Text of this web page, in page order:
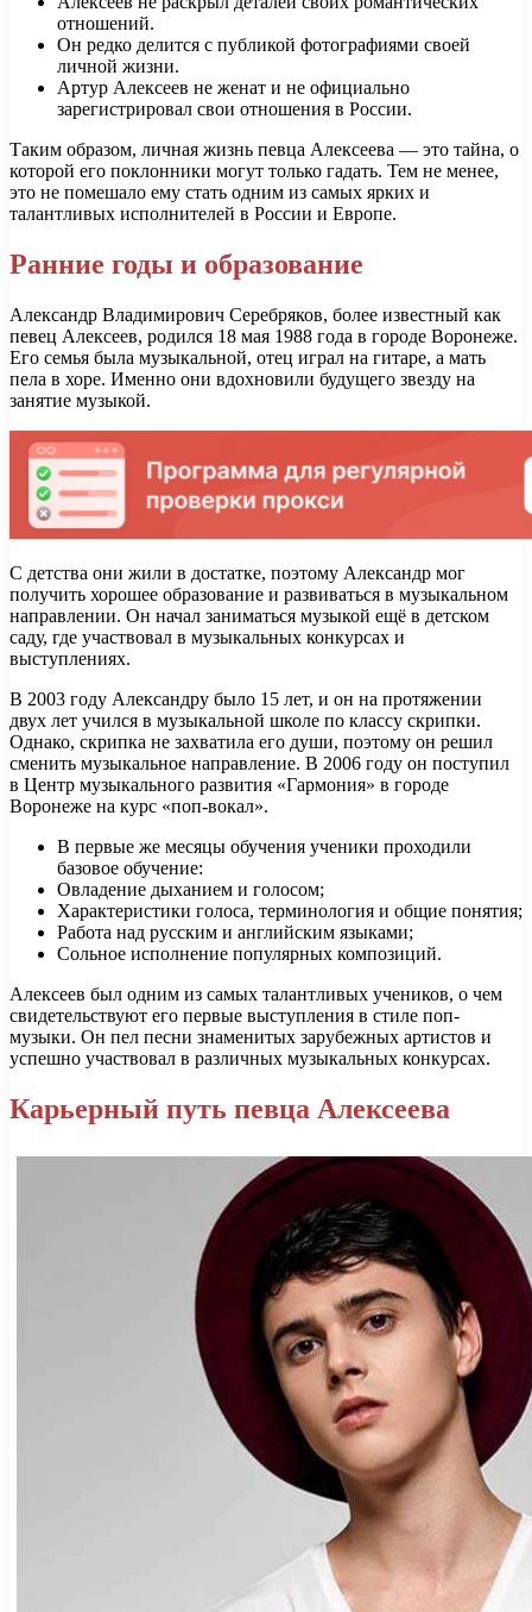
отношений.
Он редко делится с публикой фотографиями своей
личной жизни.
Артур Алексеев не женат и не официально
зарегистрировал свои отношения в России.
Таким образом, личная жизнь певца Алексеева — это тайна, о
которой его поклонники могут только гадать. Тем не менее,
это не помешало ему стать одним из самых ярких и
талантливых исполнителей в России и Европе.
Ранние годы и образование
Александр Владимирович Серебряков, более известный как
певец Алексеев, родился 18 мая 1988 года в городе Воронеже.
Его семья была музыкальной, отец играл на гитаре, а мать
пела в хоре. Именно они вдохновили будущего звезду на
занятие музыкой.
С детства они жили в достатке, поэтому Александр мог
получить хорошее образование и развиваться в музыкальном
направлении. Он начал заниматься музыкой ещё в детском
саду, где участвовал в музыкальных конкурсах и
выступлениях.
В 2003 году Александру было 15 лет, и он на протяжении
двух лет учился в музыкальной школе по классу скрипки.
Однако, скрипка не захватила его души, поэтому он решил
сменить музыкальное направление. В 2006 году он поступил
в Центр музыкального развития «Гармония» в городе
Воронеже на курс «поп-вокал».
В первые же месяцы обучения ученики проходили
базовое обучение:
Овладение дыханием и голосом;
Характеристики голоса, терминология и общие понятия;
Работа над русским и английским языками;
Сольное исполнение популярных композиций.
Алексеев был одним из самых талантливых учеников, о чем
свидетельствуют его первые выступления в стиле поп-
музыки. Он пел песни знаменитых зарубежных артистов и
успешно участвовал в различных музыкальных конкурсах.
Карьерный путь певца Алексеева